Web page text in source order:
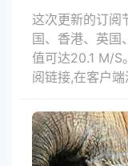
这次更新的订阅
国、香港、英国
值可达20.1 M/S
阅链接,在客户端